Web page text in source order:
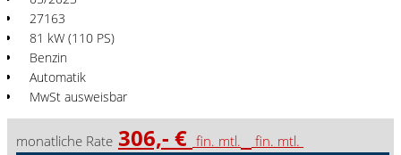
27163
81 kW (110 PS)
Benzin
Automatik
MwSt ausweisbar
monatliche Rate 306,- € fin. mtl. fin. mtl.